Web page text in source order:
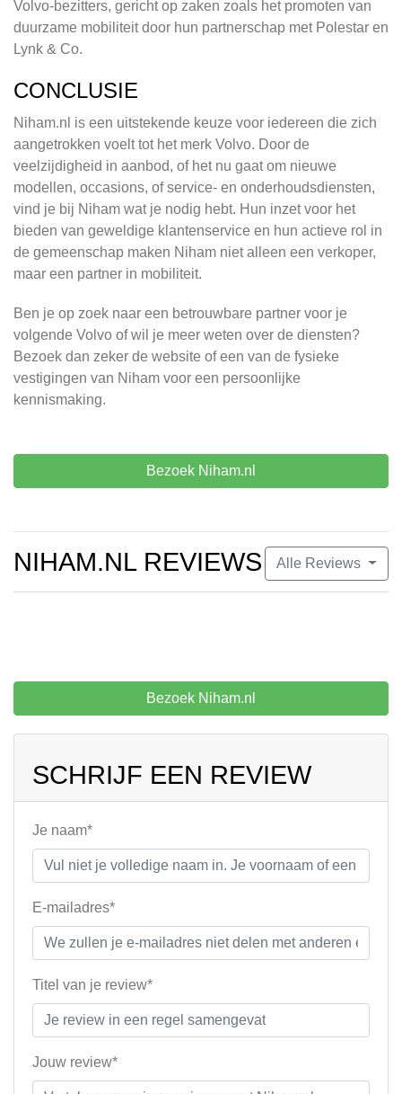
Volvo-bezitters, gericht op zaken zoals het promoten van
duurzame mobiliteit door hun partnerschap met Polestar en
Lynk & Co.
CONCLUSIE
Niham.nl is een uitstekende keuze voor iedereen die zich
aangetrokken voelt tot het merk Volvo. Door de
veelzijdigheid in aanbod, of het nu gaat om nieuwe
modellen, occasions, of service- en onderhoudsdiensten,
vind je bij Niham wat je nodig hebt. Hun inzet voor het
bieden van geweldige klantenservice en hun actieve rol in
de gemeenschap maken Niham niet alleen een verkoper,
maar een partner in mobiliteit.
Ben je op zoek naar een betrouwbare partner voor je
volgende Volvo of wil je meer weten over de diensten?
Bezoek dan zeker de website of een van de fysieke
vestigingen van Niham voor een persoonlijke
kennismaking.
Bezoek Niham.nl
Alle Reviews
NIHAM.NL REVIEWS
Bezoek Niham.nl
SCHRIJF EEN REVIEW
Je naam*
E-mailadres*
Titel van je review*
Jouw review*